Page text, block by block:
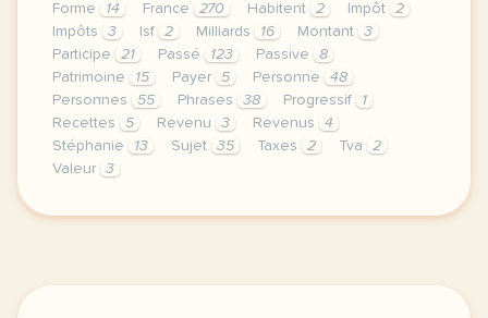
Forme
14 France 270 Habitent 2 Impôt
2
Impôts
3 Isf 2 Milliards 16 Montant
3
Participe
21 Passé 123 Passive
8
Patrimoine
15 Payer 5 Personne
48
Personnes
55 Phrases 38 Progressif
1
Recettes
5 Revenu 3 Revenus
4
Stéphanie
13 Sujet 35 Taxes 2 Tva
2
Valeur
3
theme affaires finances et marketing droit et